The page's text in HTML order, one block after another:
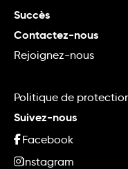
Succès
Contactez-nous
Rejoignez-nous
Politique de
Suivez-nous
Facebook
Instagram